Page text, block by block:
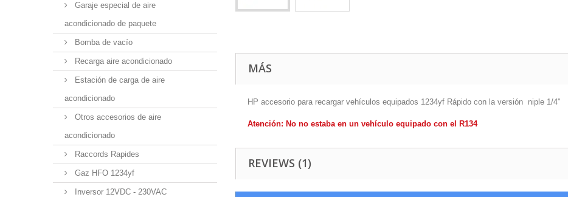
Garaje especial de aire
acondicionado de paquete
Bomba de vacío
Recarga aire acondicionado
Estación de carga de aire
acondicionado
Otros accesorios de aire
acondicionado
Raccords Rapides
Gaz HFO 1234yf
Inversor 12VDC - 230VAC
MÁS
HP accesorio para recargar vehículos equipados 1234yf Rápido con la versión niple 1/4"
Atención: No no estaba en un vehículo equipado con el R134
REVIEWS (1)